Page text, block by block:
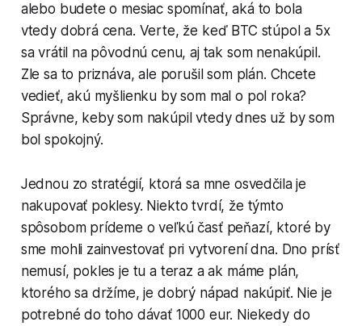
alebo budete o mesiac spomínať, aká to bola
vtedy dobrá cena. Verte, že keď BTC stúpol a 5x
sa vrátil na pôvodnú cenu, aj tak som nenakúpil.
Zle sa to priznáva, ale porušil som plán. Chcete
vedieť, akú myšlienku by som mal o pol roka?
Správne, keby som nakúpil vtedy dnes už by som
bol spokojný.
Jednou zo stratégií, ktorá sa mne osvedčila je
nakupovať poklesy. Niekto tvrdí, že týmto
spôsobom prídeme o veľkú časť peňazí, ktoré by
sme mohli zainvestovať pri vytvorení dna. Dno prísť
nemusí, pokles je tu a teraz a ak máme plán,
ktorého sa držíme, je dobrý nápad nakúpiť. Nie je
potrebné do toho dávať 1000 eur. Niekedy do